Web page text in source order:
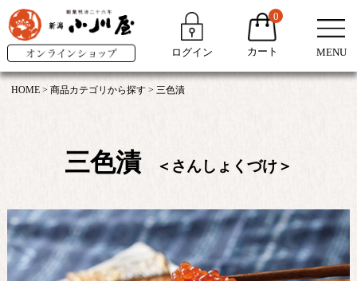
ログイン
0
カート MENU
HOME 商品カテゴリから探す 三色漬
三色漬 ＜さんしょくづけ＞